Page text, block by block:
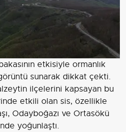
etkisiyle ormanlık
sunarak dikkat çekti.
ilçelerini kapsayan bu
etkili olan sis, özellikle
Odayboğazı ve Ortasökü
yoğunlaştı.